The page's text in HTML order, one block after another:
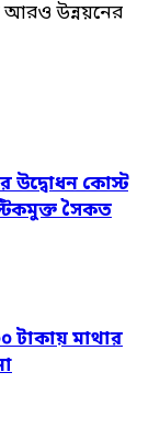
আরও উন্নয়নের
উদ্বোধন কোস্ট
সৈকত
টাকায় মাথার